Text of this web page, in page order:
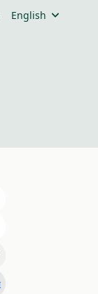
English